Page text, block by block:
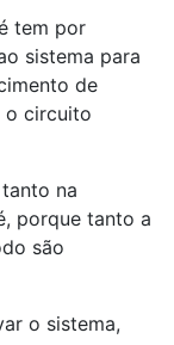
tem por
sistema para
de
o circuito
na
porque tanto a
são
o sistema,